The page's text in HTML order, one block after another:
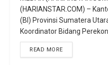
(HARIANSTAR.COM) –
(BI) Provinsi Sumatera
Koordinator Bidang
READ MORE